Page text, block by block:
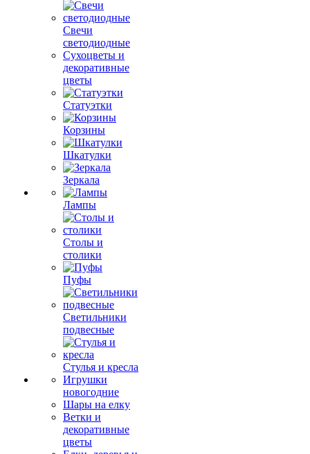
Свечи
светодиодные
Сухоцветы и
декоративные
цветы
Статуэтки
Корзины
Шкатулки
Зеркала
Лампы
Столы и
столики
Пуфы
Светильники
подвесные
Стулья и кресла
Игрушки
новогодние
Шары на елку
Ветки и
декоративные
цветы